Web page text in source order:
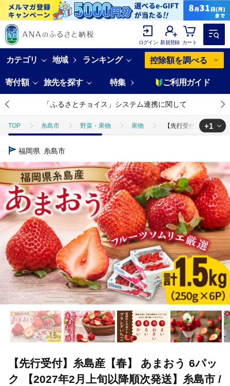
ログイン 新規登録 カート
カテゴリ 地域 ランキング 控除額を調べる
寄付額 旅先を探す 特集 ご利用ガイド
「ふるさとチョイス」システム連携に関して
TOP 糸島市 野菜・果物 果物 【先行受付】糸島産
TOP
+1
福岡県 糸島市
【先行受付】糸島産【春】 あまおう 6パッ
ク 【2027年2月上旬以降順次発送】糸島市 /